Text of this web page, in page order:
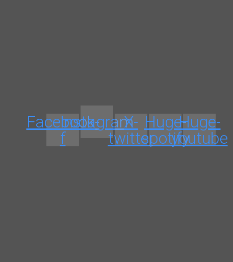
Facebook-
f
Instagram
X-
twitter
Huge-
spotify
Huge-
youtube